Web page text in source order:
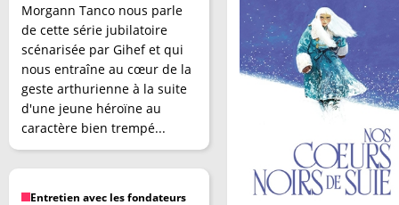
Morgann Tanco nous parle
de cette série jubilatoire
scénarisée par Gihef et qui
nous entraîne au cœur de la
geste arthurienne à la suite
d'une jeune héroïne au
caractère bien trempé...
Entretien avec les fondateurs